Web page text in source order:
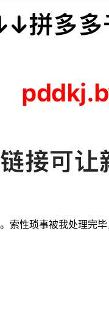
性琐事被我处理完